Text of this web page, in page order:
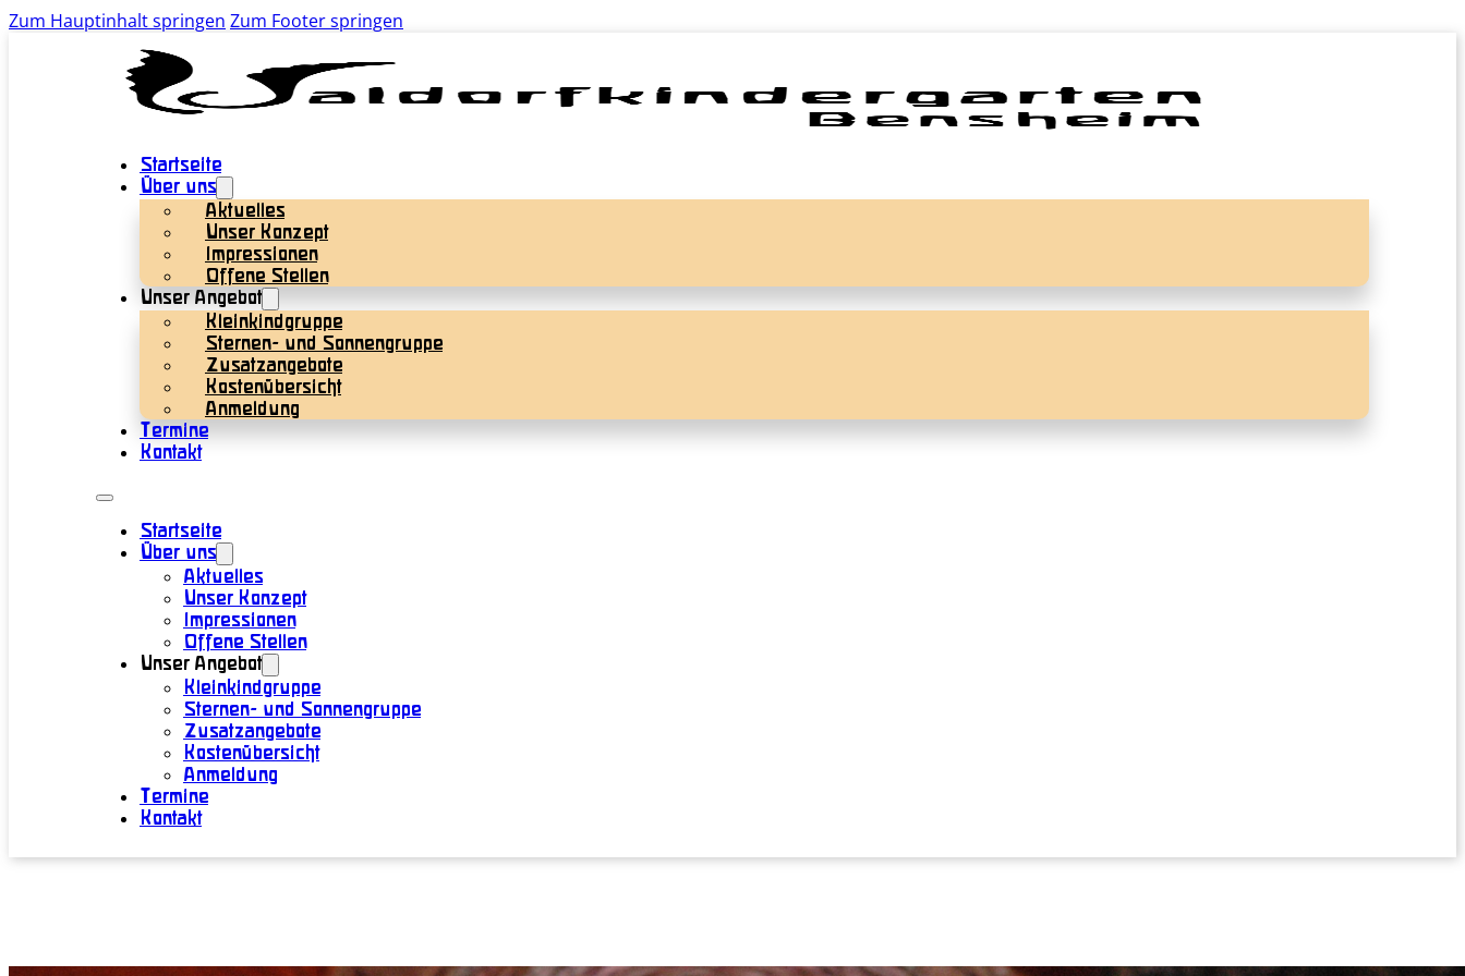
Zum Hauptinhalt springen Zum Footer springen
Startseite
Über uns
Aktuelles
Unser Konzept
Impressionen
Offene Stellen
Unser Angebot
Kleinkindgruppe
Sternen- und Sonnengruppe
Zusatzangebote
Kostenübersicht
Anmeldung
Termine
Kontakt
Startseite
Über uns
Aktuelles
Unser Konzept
Impressionen
Offene Stellen
Unser Angebot
Kleinkindgruppe
Sternen- und Sonnengruppe
Zusatzangebote
Kostenübersicht
Anmeldung
Termine
Kontakt